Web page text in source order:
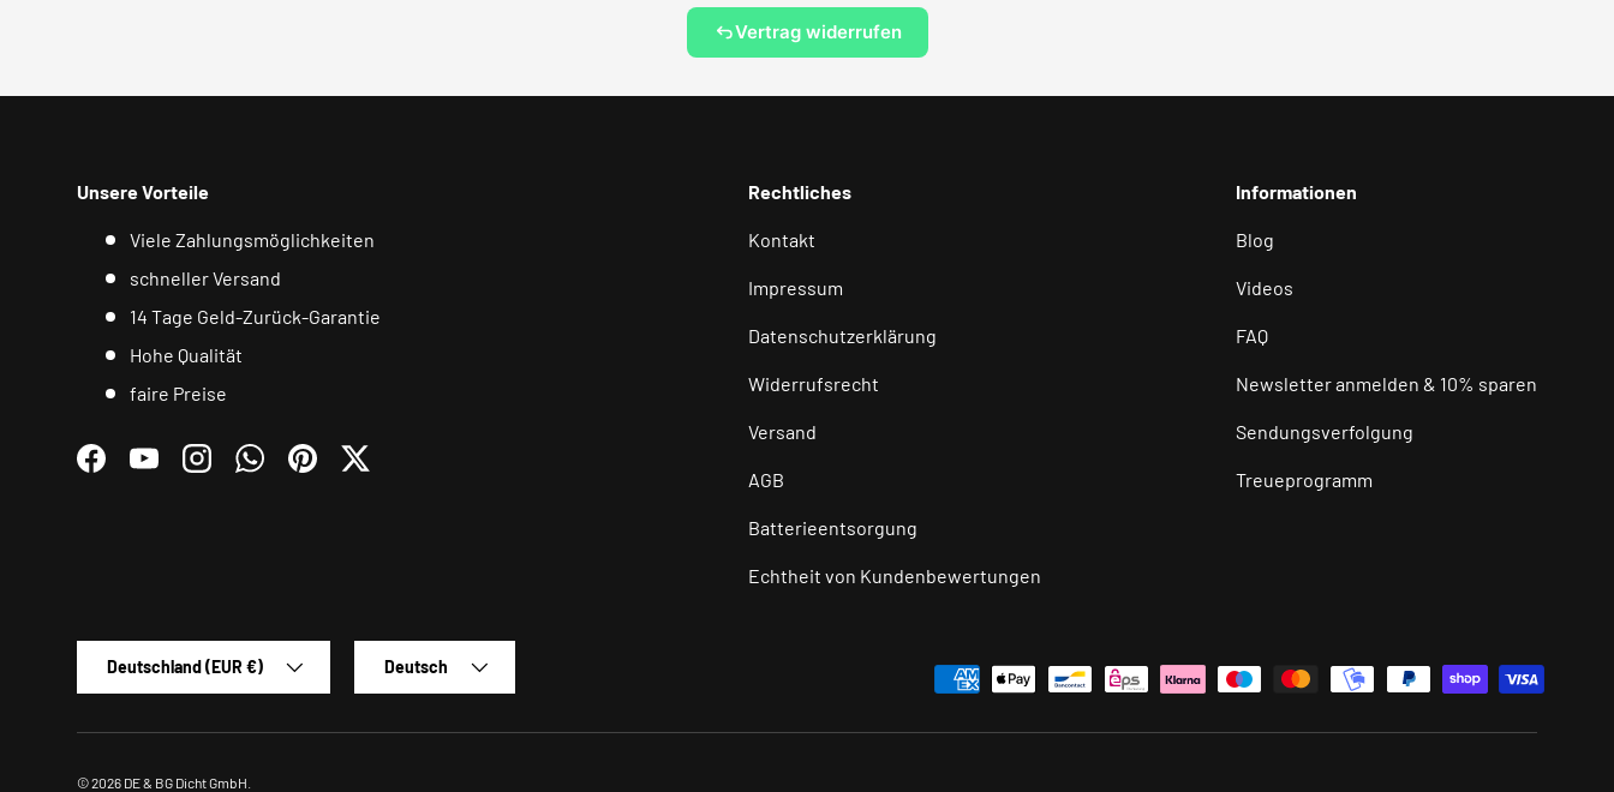
Vertrag widerrufen
Unsere Vorteile
Viele Zahlungsmöglichkeiten
schneller Versand
14 Tage Geld-Zurück-Garantie
Hohe Qualität
faire Preise
FacebookYouTubeInstagramWhatsAppPinterestTwitter
Rechtliches
Kontakt
Impressum
Datenschutzerklärung
Widerrufsrecht
Versand
AGB
Batterieentsorgung
Echtheit von Kundenbewertungen
Informationen
Blog
Videos
FAQ
Newsletter anmelden & 10% sparen
Sendungsverfolgung
Treueprogramm
Zahlungsmethoden
Deutschland (EUR €) Deutsch
© 2026 DE & BG Dicht GmbH